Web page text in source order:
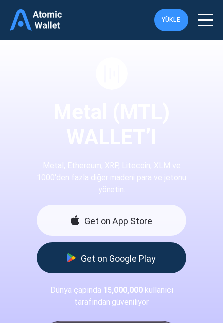
YÜKLE
Metal, Ethereum, XRP, Litecoin, XLM ve
1000'den fazla diğer madeni para ve jetonu
yönetin.
Get on App Store
Get on Google Play
Dünya çapında 15,000,000kullanıcı
tarafından güveniliyor